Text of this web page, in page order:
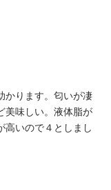
かります。匂いが凄
美味しい。液体脂が
高いので４としまし